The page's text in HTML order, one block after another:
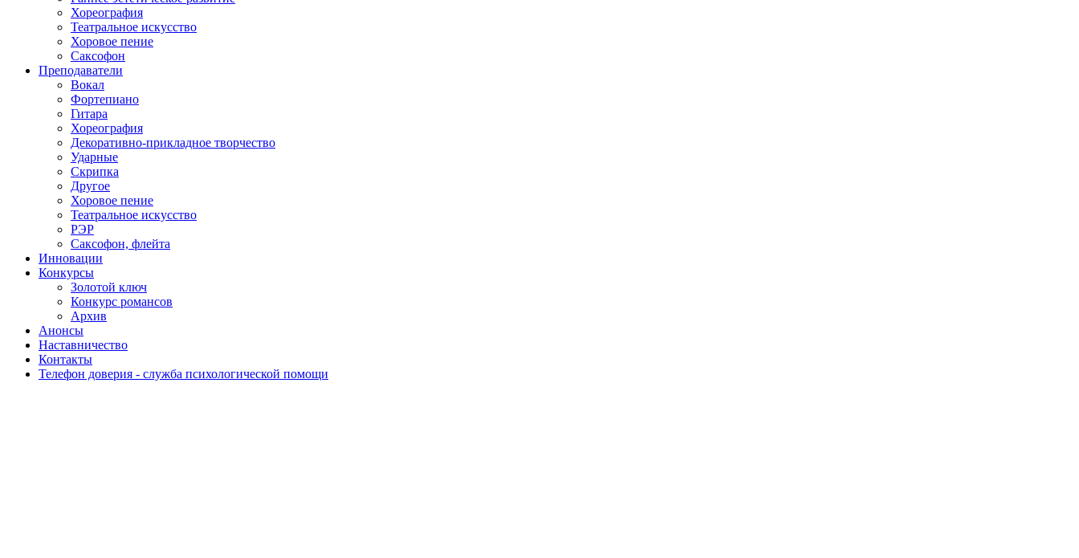
Хореография
Театральное искусство
Хоровое пение
Саксофон
Преподаватели
Вокал
Фортепиано
Гитара
Хореография
Декоративно-прикладное творчество
Ударные
Скрипка
Другое
Хоровое пение
Театральное искусство
РЭР
Саксофон, флейта
Инновации
Конкурсы
Золотой ключ
Конкурс романсов
Архив
Анонсы
Наставничество
Контакты
Телефон доверия - служба психологической помощи